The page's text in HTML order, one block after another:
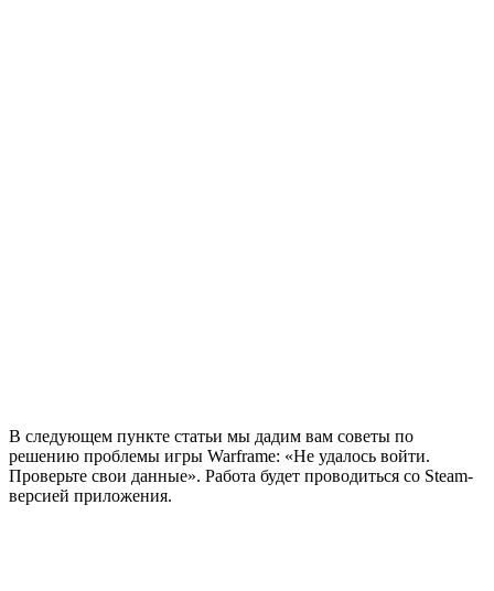
В следующем пункте статьи мы дадим вам советы по
решению проблемы игры Warframe: «Не удалось войти.
Проверьте свои данные». Работа будет проводиться со Steam-
версией приложения.